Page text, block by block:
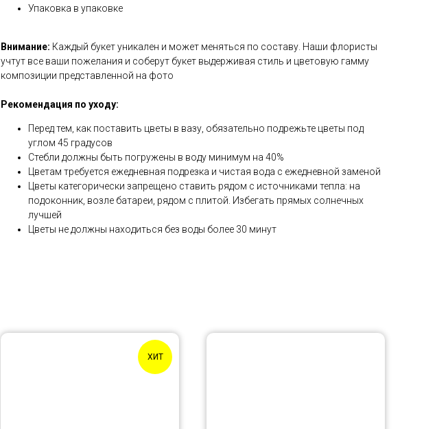
Упаковка в упаковке
Внимание: Каждый букет уникален и может меняться по составу. Наши флористы
учтут все ваши пожелания и соберут букет выдерживая стиль и цветовую гамму
композиции представленной на фото
Рекомендация по уходу:
Перед тем, как поставить цветы в вазу, обязательно подрежьте цветы под
углом 45 градусов
Стебли должны быть погружены в воду минимум на 40%
Цветам требуется ежедневная подрезка и чистая вода с ежедневной заменой
Цветы категорически запрещено ставить рядом с источниками тепла: на
подоконник, возле батареи, рядом с плитой. Избегать прямых солнечных
лучшей
Цветы не должны находиться без воды более 30 минут
ХИТ